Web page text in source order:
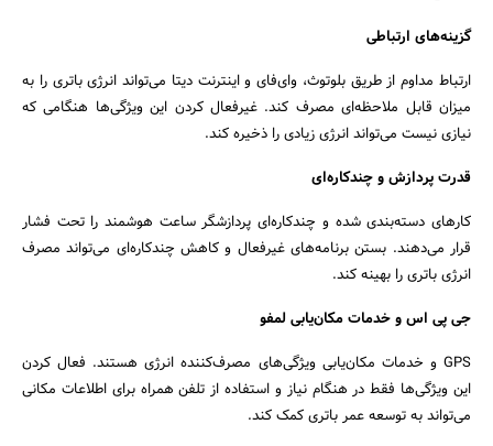
گزینه‌های ارتباطی
ارتباط مداوم از طریق بلوتوث، وای‌فای و اینترنت دیتا می‌تواند انرژی باتری را به
میزان قابل ملاحظه‌ای مصرف کند. غیرفعال کردن این ویژگی‌ها هنگامی که
نیازی نیست می‌تواند انرژی زیادی را ذخیره کند.
قدرت پردازش و چندکاره‌ای
کارهای دسته‌بندی شده و چندکاره‌ای پردازشگر ساعت هوشمند را تحت فشار
قرار می‌دهند. بستن برنامه‌های غیرفعال و کاهش چندکاره‌ای می‌تواند مصرف
انرژی باتری را بهینه کند.
جی پی اس و خدمات مکان‌یابی لمفو
GPS و خدمات مکان‌یابی ویژگی‌های مصرف‌کننده انرژی هستند. فعال کردن
این ویژگی‌ها فقط در هنگام نیاز و استفاده از تلفن همراه برای اطلاعات مکانی
می‌تواند به توسعه عمر باتری کمک کند.